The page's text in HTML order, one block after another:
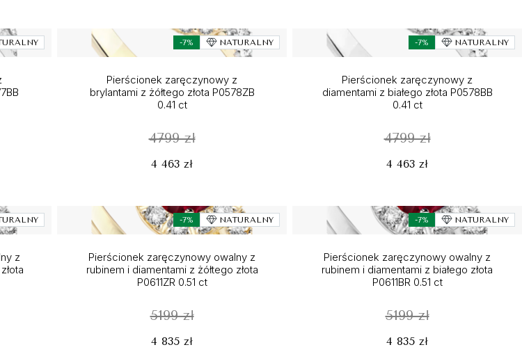
-7% NATURALNY
Pierścionek zaręczynowy z
brylantami z żółtego złota P0578ZB
0.41 ct
4799 zł
4 463 zł
-7% NATURALNY
Pierścionek zaręczynowy z
diamentami z białego złota P0578BB
0.41 ct
4799 zł
4 463 zł
z
-7% NATURALNY
Pierścionek zaręczynowy owalny z
rubinem i diamentami z żółtego złota
P0611ZR 0.51 ct
5199 zł
4 835 zł
-7% NATURALNY
Pierścionek zaręczynowy owalny z
rubinem i diamentami z białego złota
P0611BR 0.51 ct
5199 zł
4 835 zł